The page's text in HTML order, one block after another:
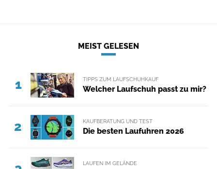
MEIST GELESEN
1 TIPPS ZUM LAUFSCHUHKAUF
Welcher Laufschuh passt zu mir?
2 KAUFBERATUNG UND TEST
Die besten Laufuhren 2026
LAUFEN IM GELÄNDE